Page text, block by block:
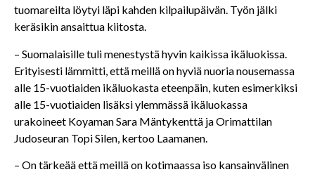
tuomareilta löytyi läpi kahden kilpailupäivän. Työn jälki
keräsikin ansaittua kiitosta.
– Suomalaisille tuli menestystä hyvin kaikissa ikäluokissa.
Erityisesti lämmitti, että meillä on hyviä nuoria nousemassa
alle 15-vuotiaiden ikäluokasta eteenpäin, kuten esimerkiksi
alle 15-vuotiaiden lisäksi ylemmässä ikäluokassa
urakoineet Koyaman Sara Mäntykenttä ja Orimattilan
Judoseuran Topi Silen, kertoo Laamanen.
– On tärkeää että meillä on kotimaassa iso kansainvälinen